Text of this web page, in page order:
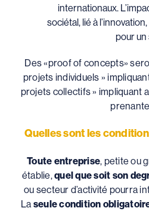
internationaux.
sociétal, lié à
pour un
Des «proof of concepts»
projets individuels »
projets collectifs » impliquant
Quelles sont les
Toute entreprise, petite ou
établie,quel que soit son
ou secteur d’activité pourra
La seule condition